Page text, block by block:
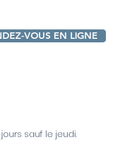
VOUS EN LIGNE
sauf le jeudi.